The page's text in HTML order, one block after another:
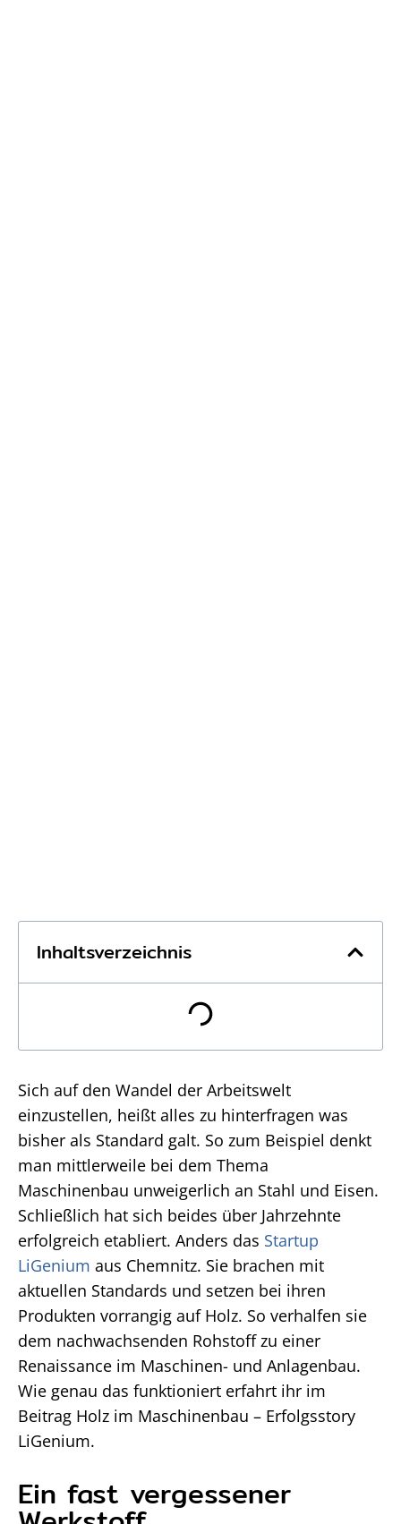
Inhaltsverzeichnis
Sich auf den Wandel der Arbeitswelt
einzustellen, heißt alles zu hinterfragen was
bisher als Standard galt. So zum Beispiel denkt
man mittlerweile bei dem Thema
Maschinenbau unweigerlich an Stahl und Eisen.
Schließlich hat sich beides über Jahrzehnte
erfolgreich etabliert. Anders das Startup
LiGenium aus Chemnitz. Sie brachen mit
aktuellen Standards und setzen bei ihren
Produkten vorrangig auf Holz. So verhalfen sie
dem nachwachsenden Rohstoff zu einer
Renaissance im Maschinen- und Anlagenbau.
Wie genau das funktioniert erfahrt ihr im
Beitrag Holz im Maschinenbau – Erfolgsstory
LiGenium.
Ein fast vergessener